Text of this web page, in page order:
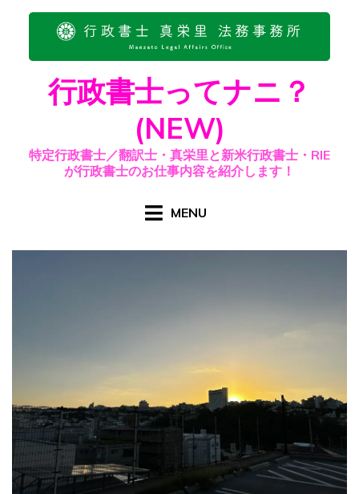
行政書士ってナニ？
(NEW)
特定行政書士／翻訳士・真栄里と新米行政書士・RIE
が行政書士のお仕事内容を紹介します！
MENU